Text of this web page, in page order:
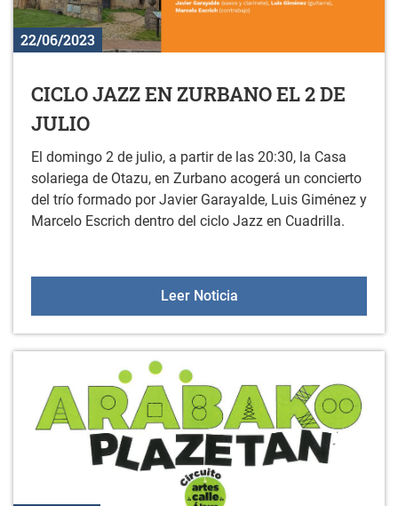
22/06/2023
CICLO JAZZ EN ZURBANO EL 2 DE
JULIO
El domingo 2 de julio, a partir de las 20:30, la Casa
solariega de Otazu, en Zurbano acogerá un concierto
del trío formado por Javier Garayalde, Luis Giménez y
Marcelo Escrich dentro del ciclo Jazz en Cuadrilla.
Leer NoticiaCICLO JAZZ EN